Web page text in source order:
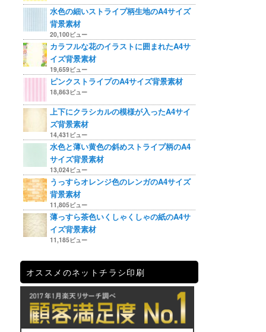
水色の細いストライプ柄生地のA4サイズ
背景素材
20,100ビュー
カラフルな花のイラストに囲まれたA4サ
イズ背景素材
19,659ビュー
ピンクストライプのA4サイズ背景素材
18,863ビュー
上下にクラシカルの模様が入ったA4サイ
ズ背景素材
14,431ビュー
水色と薄い黄色の斜めストライプ柄のA4
サイズ背景素材
13,024ビュー
うっすらオレンジ色のレンガのA4サイズ
背景素材
11,805ビュー
薄っすら茶色いくしゃくしゃの紙のA4サ
イズ背景素材
11,185ビュー
オススメのネットチラシ印刷